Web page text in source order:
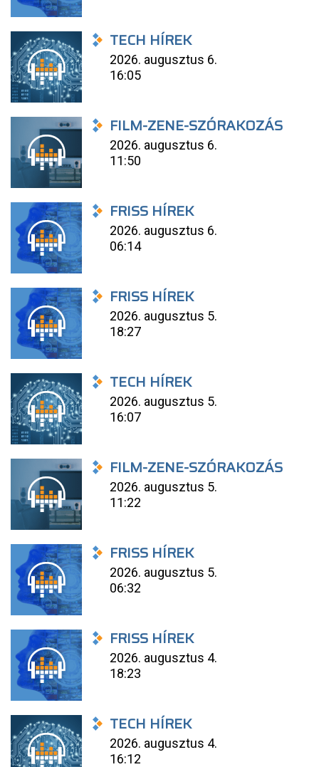
TECH HÍREK
2026. augusztus 6.
16:05
FILM-ZENE-SZÓRAKOZÁS
2026. augusztus 6.
11:50
FRISS HÍREK
2026. augusztus 6.
06:14
FRISS HÍREK
2026. augusztus 5.
18:27
TECH HÍREK
2026. augusztus 5.
16:07
FILM-ZENE-SZÓRAKOZÁS
2026. augusztus 5.
11:22
FRISS HÍREK
2026. augusztus 5.
06:32
FRISS HÍREK
2026. augusztus 4.
18:23
TECH HÍREK
2026. augusztus 4.
16:12